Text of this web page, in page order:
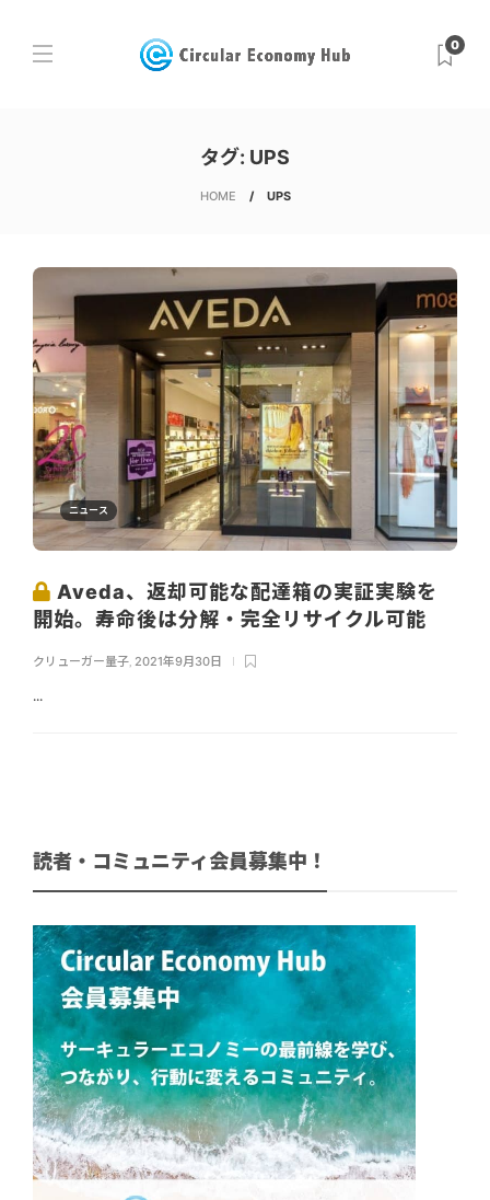
0
タグ: UPS
HOME UPS
ニュース
Aveda、返却可能な配達箱の実証実験を
開始。寿命後は分解・完全リサイクル可能
クリューガー量子 2021年9月30日
...
読者・コミュニティ会員募集中！